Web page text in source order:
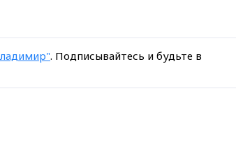
. Подписывайтесь и будьте в